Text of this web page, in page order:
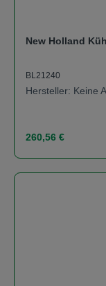
New Holland
BL21240
Hersteller: Keine
Regulärer Preis:
260,56 €